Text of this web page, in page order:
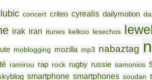
concert criteo cyrealis dailymotion
irak iran itunes kelkoo lesechos
moblogging mozilla mp3 nabaztag
ramirou rap rock rugby russie samonios
smartphone smartphones soudan